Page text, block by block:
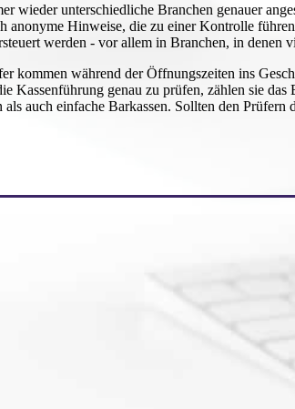
wieder unterschiedliche Branchen genauer
anonyme Hinweise, die zu einer Kontrolle
werden - vor allem in Branchen, in denen
kommen während der Öffnungszeiten ins
Kassenführung genau zu prüfen, zählen sie das
auch einfache Barkassen. Sollten den Prüfern